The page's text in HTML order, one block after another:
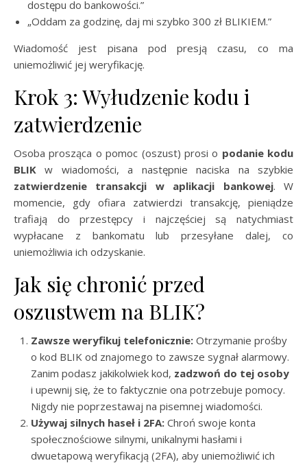
dostępu do bankowości.”
„Oddam za godzinę, daj mi szybko 300 zł BLIKIEM.”
Wiadomość jest pisana pod presją czasu, co ma
uniemożliwić jej weryfikację.
Krok 3: Wyłudzenie kodu i
zatwierdzenie
Osoba prosząca o pomoc (oszust) prosi o podanie kodu
BLIK w wiadomości, a następnie naciska na szybkie
zatwierdzenie transakcji w aplikacji bankowej. W
momencie, gdy ofiara zatwierdzi transakcję, pieniądze
trafiają do przestępcy i najczęściej są natychmiast
wypłacane z bankomatu lub przesyłane dalej, co
uniemożliwia ich odzyskanie.
Jak się chronić przed
oszustwem na BLIK?
Zawsze weryfikuj telefonicznie: Otrzymanie prośby
o kod BLIK od znajomego to zawsze sygnał alarmowy.
Zanim podasz jakikolwiek kod, zadzwoń do tej osoby
i upewnij się, że to faktycznie ona potrzebuje pomocy.
Nigdy nie poprzestawaj na pisemnej wiadomości.
Używaj silnych haseł i 2FA: Chroń swoje konta
społecznościowe silnymi, unikalnymi hasłami i
dwuetapową weryfikacją (2FA), aby uniemożliwić ich